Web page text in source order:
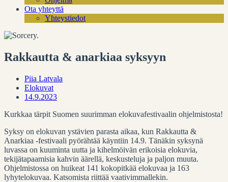
Ota yhteyttä
Yhteystiedot
Rakkautta & anarkiaa syksyyn
Piia Latvala
Elokuvat
14.9.2023
Kurkkaa tärpit Suomen suurimman elokuvafestivaalin ohjelmistosta!
Syksy on elokuvan ystävien parasta aikaa, kun Rakkautta &
Anarkiaa -festivaali pyörähtää käyntiin 14.9. Tänäkin syksynä
luvassa on kuuminta uutta ja kihelmöivän erikoisia elokuvia,
tekijätapaamisia kahvin äärellä, keskusteluja ja paljon muuta.
Ohjelmistossa on huikeat 141 kokopitkää elokuvaa ja 163
lyhytelokuvaa. Katsomista riittää vaativimmallekin.